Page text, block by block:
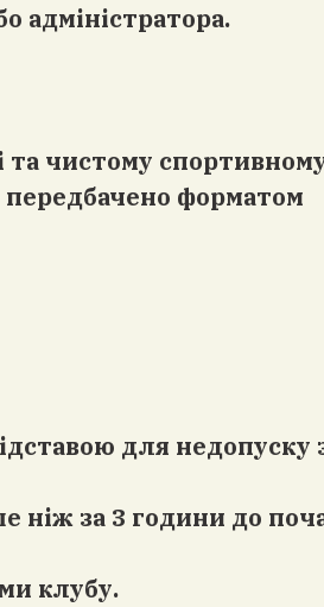
адміністратора.
чистому
передбачено форматом
для недопуску
ніж за 3 години до
клубу.